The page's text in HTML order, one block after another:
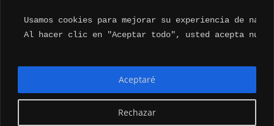
Usamos cookies para mejorar su experiencia de
Al hacer clic en "Aceptar todo", usted acepta
Rechazar
Aceptaré
ESTILO DE VIDA